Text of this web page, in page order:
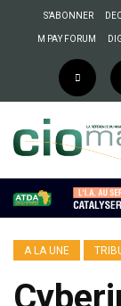
S’ABONNER
M PAY FORUM
A LA UNE